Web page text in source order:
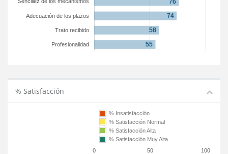
Adecuación de los plazos
Trato recibido
Profesionalidad
% Satisfacción
0 50 100
% Insatisfacción
% Satisfacción Normal
% Satisfacción Alta
% Satisfacción Muy Alta